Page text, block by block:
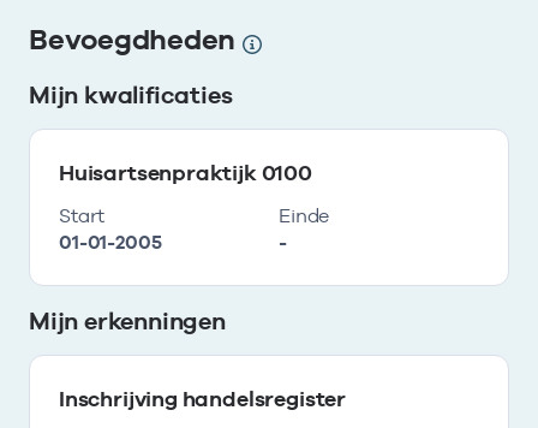
Bevoegdheden
Mijn kwalificaties
Huisartsenpraktijk 0100
Start
01-01-2005
Einde
-
Mijn erkenningen
Inschrijving handelsregister